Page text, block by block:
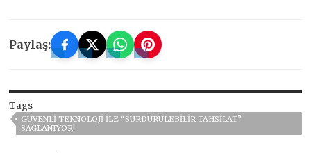
Paylaş:
Tags
GÜVENLİ TEKNOLOJİ İLE “SÜRDÜRÜLEBİLİR TAHSİLAT”
SAĞLANIYOR!